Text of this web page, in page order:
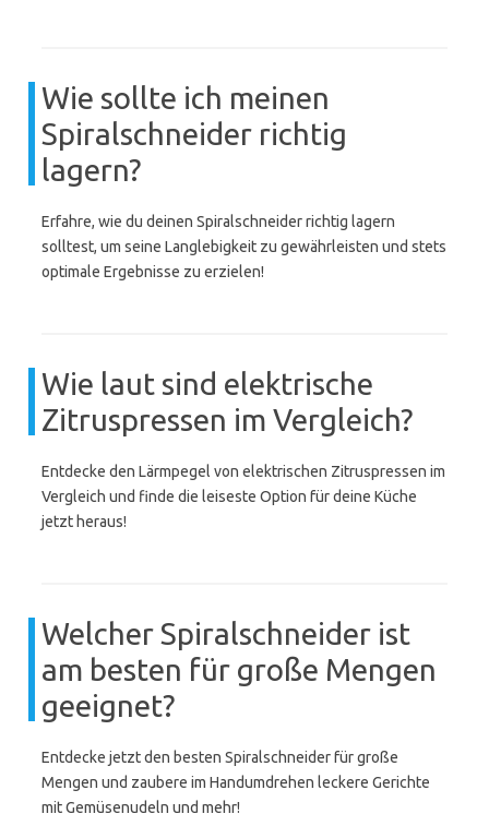
Wie sollte ich meinen
Spiralschneider richtig
lagern?
Erfahre, wie du deinen Spiralschneider richtig lagern
solltest, um seine Langlebigkeit zu gewährleisten und stets
optimale Ergebnisse zu erzielen!
Wie laut sind elektrische
Zitruspressen im Vergleich?
Entdecke den Lärmpegel von elektrischen Zitruspressen im
Vergleich und finde die leiseste Option für deine Küche
jetzt heraus!
Welcher Spiralschneider ist
am besten für große Mengen
geeignet?
Entdecke jetzt den besten Spiralschneider für große
Mengen und zaubere im Handumdrehen leckere Gerichte
mit Gemüsenudeln und mehr!